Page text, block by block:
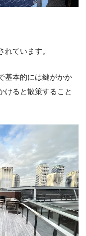
ています。
基本的には鍵がかか
けると散策すること